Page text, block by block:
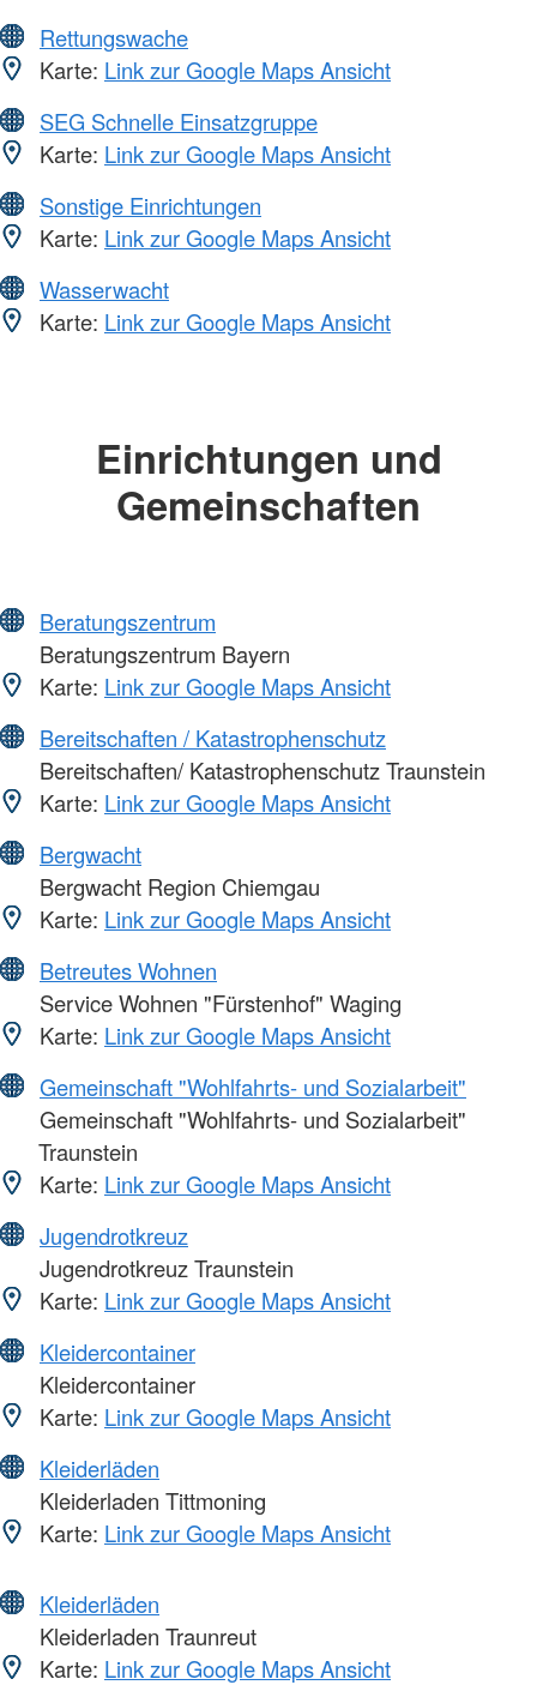
Rettungswache
Karte: Link zur Google Maps Ansicht
SEG Schnelle Einsatzgruppe
Karte: Link zur Google Maps Ansicht
Sonstige Einrichtungen
Karte: Link zur Google Maps Ansicht
Wasserwacht
Karte: Link zur Google Maps Ansicht
Einrichtungen und
Gemeinschaften
Beratungszentrum
Beratungszentrum Bayern
Karte: Link zur Google Maps Ansicht
Bereitschaften / Katastrophenschutz
Bereitschaften/ Katastrophenschutz Traunstein
Karte: Link zur Google Maps Ansicht
Bergwacht
Bergwacht Region Chiemgau
Karte: Link zur Google Maps Ansicht
Betreutes Wohnen
Service Wohnen "Fürstenhof" Waging
Karte: Link zur Google Maps Ansicht
Gemeinschaft "Wohlfahrts- und Sozialarbeit"
Gemeinschaft "Wohlfahrts- und Sozialarbeit"
Traunstein
Karte: Link zur Google Maps Ansicht
Jugendrotkreuz
Jugendrotkreuz Traunstein
Karte: Link zur Google Maps Ansicht
Kleidercontainer
Kleidercontainer
Karte: Link zur Google Maps Ansicht
Kleiderläden
Kleiderladen Tittmoning
Karte: Link zur Google Maps Ansicht
Kleiderläden
Kleiderladen Traunreut
Karte: Link zur Google Maps Ansicht